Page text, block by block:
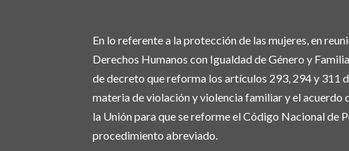
En lo referente a la protección de las mujeres, en
Derechos Humanos con Igualdad de Género y
de decreto que reforma los artículos 293, 294 y 311
materia de violación y violencia familiar y el acuerdo
la Unión para que se reforme el Código Nacional de
procedimiento abreviado.